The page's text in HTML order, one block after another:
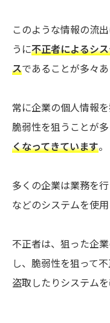
このような情報の流
うに不正者によるシ
スであることが多々あ
常に企業の個人情報
脆弱性を狙うことが多
くなってきています。
多くの企業は業務を
などのシステムを使用
不正者は、狙った企
し、脆弱性を狙って
盗取したりシステムを